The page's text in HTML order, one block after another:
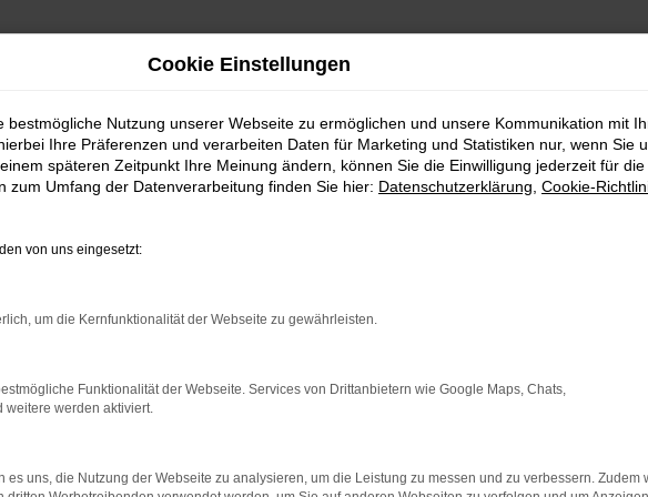
bestimmter Seiten verhindern. Funktioniert die Seite in einem anderen
beheben.
auf dem neuesten Stand sind.
kann auch dazu führen, dass bestimmte Funktionen nicht mehr unterstützt
Cookie Einstellungen
bestmögliche Nutzung unserer Webseite zu ermöglichen und unsere Kommunikation mit
Ihre Präferenzen und verarbeiten Daten für Marketing und Statistiken nur, wenn Sie
späteren Zeitpunkt Ihre Meinung ändern, können Sie die Einwilligung jederzeit für
zum Umfang der Datenverarbeitung finden Sie hier: Datenschutzerklärung Cookie-
von uns eingesetzt:
um die Kernfunktionalität der Webseite zu gewährleisten.
Funktionalität der Webseite. Services von Drittanbietern wie Google Maps, Chats,
weitere werden aktiviert.
es uns, die Nutzung der Webseite zu analysieren, um die Leistung zu messen und zu verbessern. Zudem